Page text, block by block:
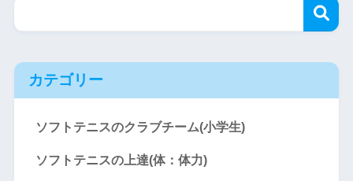
カテゴリー
ソフトテニスのクラブチーム(小学生)
ソフトテニスの上達(体：体力)